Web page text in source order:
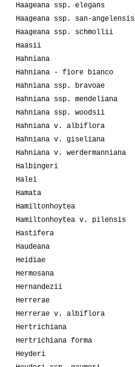
Haageana ssp. elegans
Haageana ssp. san-angelensis
Haageana ssp. schmollii
Haasii
Hahniana
Hahniana - fiore bianco
Hahniana ssp. bravoae
Hahniana ssp. mendeliana
Hahniana ssp. woodsii
Hahniana v. albiflora
Hahniana v. giseliana
Hahniana v. werdermanniana
Halbingeri
Halei
Hamata
Hamiltonhoytea
Hamiltonhoytea v. pilensis
Hastifera
Haudeana
Heidiae
Hermosana
Hernandezii
Herrerae
Herrerae v. albiflora
Hertrichiana
Hertrichiana forma
Heyderi